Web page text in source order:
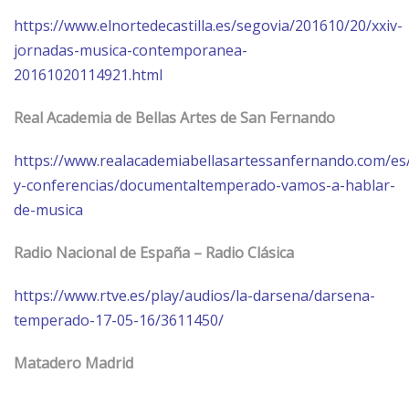
https://www.elnortedecastilla.es/segovia/201610/20/xxiv-
jornadas-musica-contemporanea-
20161020114921.html
Real Academia de Bellas Artes de San Fernando
https://www.realacademiabellasartessanfernando.com/
y-conferencias/documentaltemperado-vamos-a-hablar-
de-musica
Radio Nacional de España – Radio Clásica
https://www.rtve.es/play/audios/la-darsena/darsena-
temperado-17-05-16/3611450/
Matadero Madrid